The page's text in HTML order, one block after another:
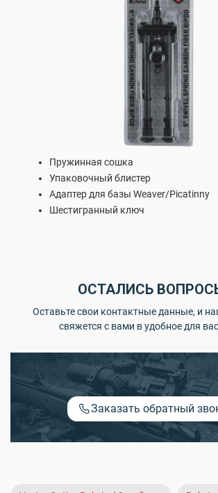
Пружинная сошка
Упаковочный блистер
Адаптер для базы Weaver/Picatinny
Шестигранный ключ
ОСТАЛИСЬ
Оставьте свои контактные данные, и
свяжется с вами в удобное для
Заказать обратный